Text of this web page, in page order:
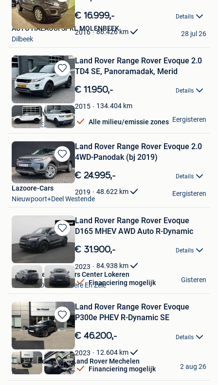
Bewaren
in
Mijn
Favorieten
€ 16.999,- Details
2016 86.426 km
AUTO HALAOUI SPRL MOLENBEEK
Dilbeek
28 jul 26
Bewaren
in
Mijn
Favorieten
Land Rover Range Rover Evoque 2.0
TD4 SE, Panoramadak, Merid
€ 11.950,- Details
2015 134.404 km
Alle milieu/emissie zones
Mettler B.V.
SCHIJNDEL
Eergisteren
Bewaren
in
Mijn
Favorieten
Land Rover Range Rover Evoque 2.0
4WD-Panodak (bj 2019)
€ 24.995,- Details
2019 48.622 km
Lazoore-Cars
Nieuwpoort+Deel Westende
Eergisteren
Bewaren
in
Favorieten
Land Rover Range Rover Evoque
D165 MHEV AWD Auto R-Dynamic
€ 31.900,- Details
2023 84.938 km
Financiering mogelijk
Van Mossel Used Cars Center Lokeren
Lokeren+Deel Overmere En Zele
Gisteren
Bewaren
in
Mijn
Favorieten
Land Rover Range Rover Evoque
P300e PHEV R-Dynamic SE
€ 46.200,- Details
2023 12.604 km
Financiering mogelijk
Van Mossel Jaguar Land Rover Mechelen
Mechelen
2 aug 26